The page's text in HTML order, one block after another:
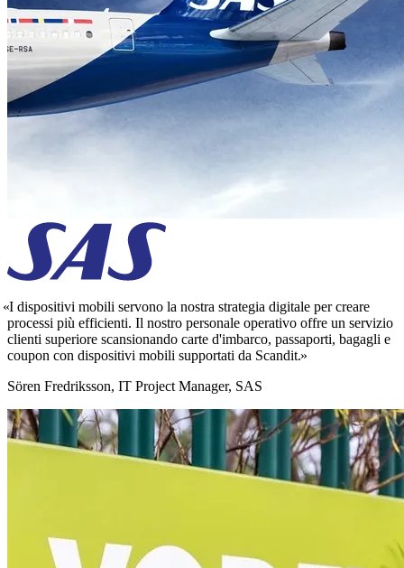
I dispositivi mobili servono la nostra strategia digitale per creare
processi più efficienti. Il nostro personale operativo offre un servizio
clienti superiore scansionando carte d'imbarco, passaporti, bagagli e
coupon con dispositivi mobili supportati da Scandit.
Sören Fredriksson, IT Project Manager, SAS